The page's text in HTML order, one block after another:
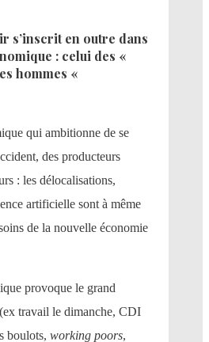
s’inscrit en outre dans
: celui des «
hommes «
qui ambitionne de se
des producteurs
: les délocalisations,
artificielle sont à même
de la nouvelle économie
provoque le grand
travail le dimanche, CDI
boulots, working poors,